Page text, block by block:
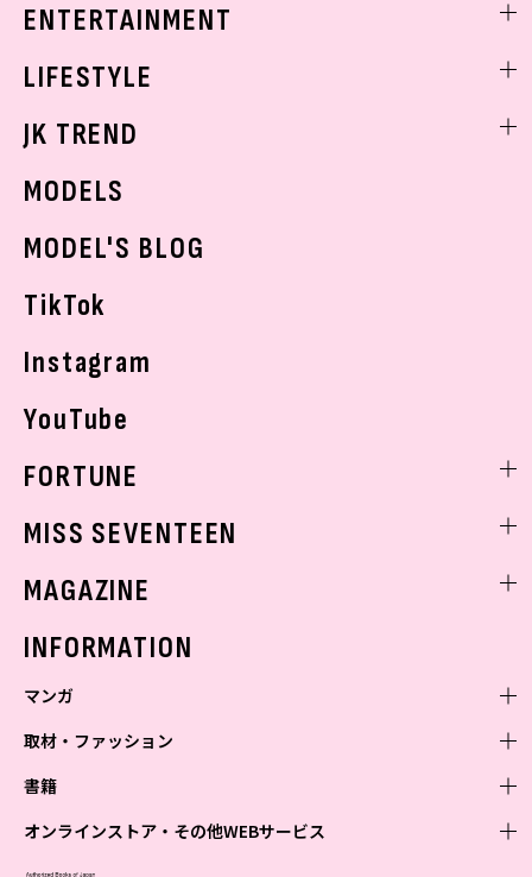
ベストコスメ
ボディケア
学校ヘアメイク
ENTERTAINMENT
K-POP
LIFESTYLE
モデルの購入品
JK TREND
MODELS
MODEL'S BLOG
TikTok
Instagram
YouTube
FORTUNE
MISS SEVENTEEN
MAGAZINE
INFORMATION
マンガ
少年マンガ
Vジャンプ
青年マンガ
少女マンガ
取材・ファッション
ファッション・美容
芸能・情報・スポーツ
書籍
文芸・文庫・総合
オンラインストア・その他WEBサービス